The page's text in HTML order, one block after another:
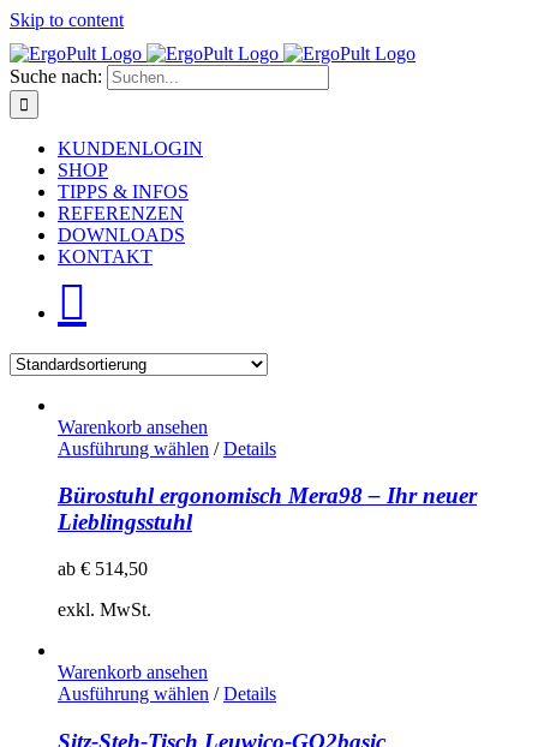
Skip to content
Suche nach:
KUNDENLOGIN
SHOP
TIPPS & INFOS
REFERENZEN
DOWNLOADS
KONTAKT
Warenkorb ansehen
Ausführung wählen / Details
Bürostuhl ergonomisch Mera98 – Ihr neuer
Lieblingsstuhl
ab € 514,50
exkl. MwSt.
Warenkorb ansehen
Ausführung wählen / Details
Sitz-Steh-Tisch Leuwico-GO2basic